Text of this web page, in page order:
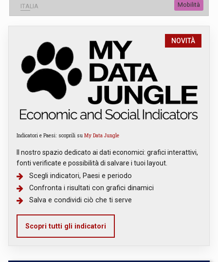
ITALIA Mobilità
NOVITÀ
Indicatori e Paesi: scoprili su My Data Jungle
Il nostro spazio dedicato ai dati economici: grafici interattivi,
fonti verificate e possibilità di salvare i tuoi layout.
Scegli indicatori, Paesi e periodo
Confronta i risultati con grafici dinamici
Salva e condividi ciò che ti serve
Scopri tutti gli indicatori